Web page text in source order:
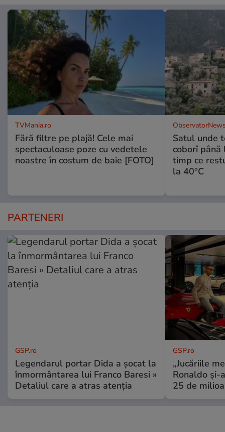
TVMania.ro
Fără filtre pe plajă! Cele mai
spectaculoase poze cu vedetele
noastre în costum de baie [FOTO]
Satul unde
coborî până
timp ce
la 40°C
PARTENERI
GSP.ro
Legendarul portar Dida a șocat la
înmormântarea lui Franco Baresi »
Detaliul care a atras atenția
GSP.ro
„Jucăriile
Ronaldo și-
25 de